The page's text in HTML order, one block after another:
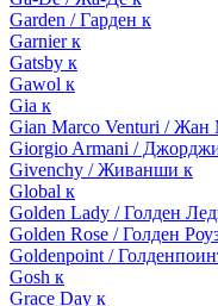
Garden / Гарден к
Garnier к
Gatsby к
Gawol к
Gia к
Gian Marco Venturi / Жан
Giorgio Armani /
Givenchy / Живанши к
Global к
Golden Lady / Голден
Golden Rose / Голден
Goldenpoint /
Gosh к
Grace Day к